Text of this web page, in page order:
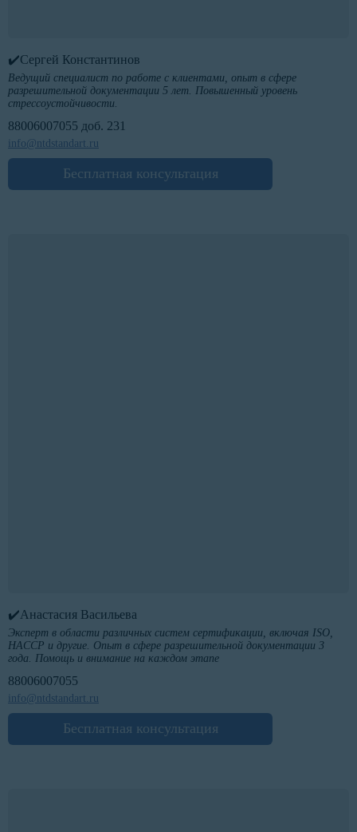
✔️Сергей Константинов
Ведущий специалист по работе с клиентами, опыт в сфере
разрешительной документации 5 лет. Повышенный уровень
стрессоустойчивости.
88006007055 доб. 231
info@ntdstandart.ru
Бесплатная консультация
✔️Анастасия Васильева
Эксперт в области различных систем сертификации, включая ISO,
HACCP и другие. Опыт в сфере разрешительной документации 3
года. Помощь и внимание на каждом этапе
88006007055
info@ntdstandart.ru
Бесплатная консультация